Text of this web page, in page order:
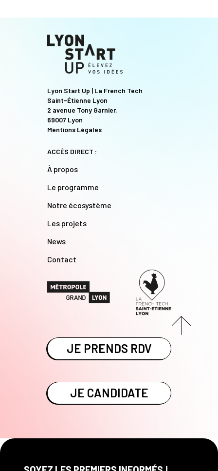
Lyon Start Up | La French Tech
Saint-Étienne Lyon
2 avenue Tony Garnier,
69007 Lyon
Mentions Légales
ACCÈS DIRECT :
À propos
Le programme
Notre écosystème
Les projets
News
Contact
JE PRENDS RDV
JE CANDIDATE